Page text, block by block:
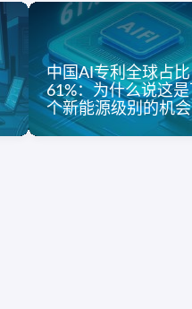
中国AI专利全球占比
61%：为什么说这
个新能源级别的机